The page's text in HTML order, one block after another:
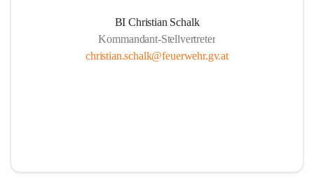
BI Christian Schalk
Kommandant-Stellvertreter
christian.schalk@feuerwehr.gv.at